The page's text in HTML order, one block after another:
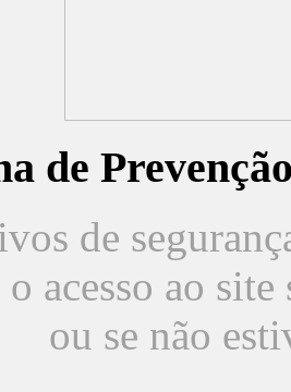
de
de
o acesso ao
ou se não